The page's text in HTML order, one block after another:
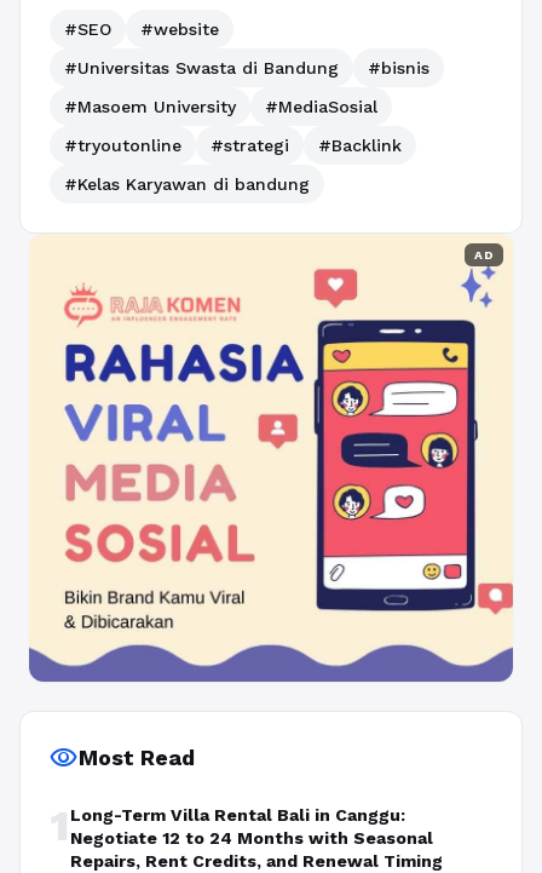
#SEO
#website
#Universitas Swasta di Bandung
#bisnis
#Masoem University
#MediaSosial
#tryoutonline
#strategi
#Backlink
#Kelas Karyawan di bandung
AD
visibilityMost Read
1 Long-Term Villa Rental Bali in Canggu:
Negotiate 12 to 24 Months with Seasonal
Repairs, Rent Credits, and Renewal Timing